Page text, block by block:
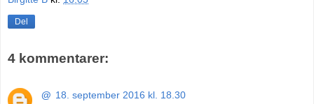
Del
4 kommentarer:
@ 18. september 2016 kl. 18.30